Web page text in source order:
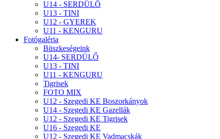
U14 - SERDÜLŐ
U13 - TINI
U12 - GYEREK
U11 - KENGURU
Fotógaléria
Büszkeségeink
U14- SERDÜLŐ
U13 - TINI
U11 - KENGURU
Tigrisek
FOTO MIX
U12 - Szegedi KE Boszorkányok
U14 - Szegedi KE Gazellák
U12 - Szegedi KE Tigrisek
U16 - Szegedi KE
U12 - Szegedi KE Vadmacskák